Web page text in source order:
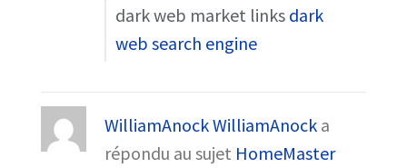
dark web market links dark
web search engine
WilliamAnock WilliamAnock a
répondu au sujet HomeMaster